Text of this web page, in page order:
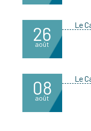
26
août
Le
08
août
Le